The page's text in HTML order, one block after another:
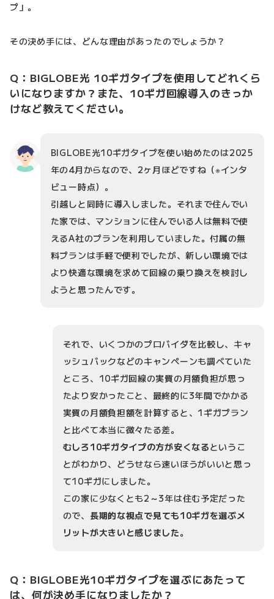
プ」。
その決め手には、どんな理由があったのでしょうか？
Q：BIGLOBE光 10ギガタイプを使用してどれくら
いになりますか？また、10ギガ回線導入のきっか
けなど教えてください。
BIGLOBE光10ギガタイプを使い始めたのは2025
年の4月からなので、2ヶ月ほどですね（※インタ
ビュー時点）。
引越しと同時に導入しました。それまで住んでい
た家では、マンションに住んでいる人は無料で使
えるA社のプランを利用していました。付属の無
料プランは手軽で便利でしたが、新しい環境では
より快適な環境を求めて回線の乗り換えを検討し
ようと思ったんです。
それで、いくつかのプロバイダを比較し、キャ
ッシュバックなどのキャンペーンも調べていた
ところ、10ギガ回線の実質の月額負担が思っ
たより安かったこと、最終的に3年間でかかる
実質の月額負担額を計算すると、1ギガプラン
と比べて本当に微々たる差。
むしろ10ギガタイプの方が安くなるというこ
とがわかり、どうせなら速いほうがいいと思っ
て10ギガにしました。
この家に少なくとも2～3年は住む予定だった
ので、 長期的な視点で見ても10ギガを選ぶメ
リットが大きいと感じました。
Q：BIGLOBE光10ギガタイプを選ぶにあたって
は、何が決め手になりましたか？